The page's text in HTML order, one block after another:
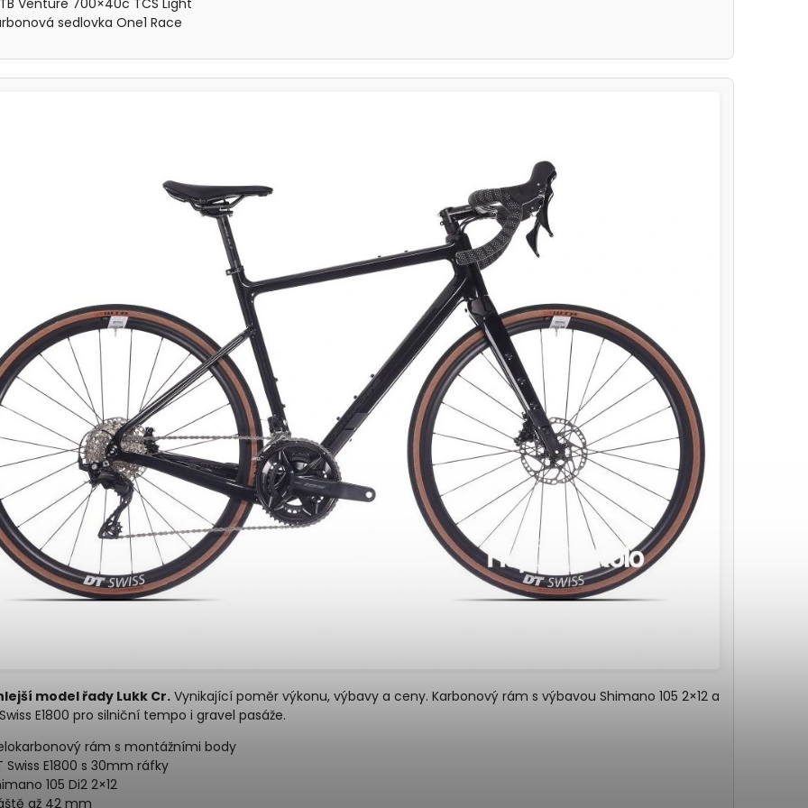
Venture 700×40c TCS Light
sedlovka One1 Race
model řady Lukk Cr. Vynikající poměr výkonu, výbavy a ceny. Karbonový rám s výbavou Shimano 105 2×12 a
E1800 pro silniční tempo i gravel pasáže.
rám s montážními body
Swiss E1800 s 30mm ráfky
105 Di2 2×12
až 42 mm